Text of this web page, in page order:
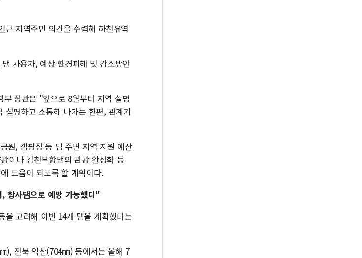
지역주민 의견을 수렴해 하천유역
사용자, 예상 환경피해 및 감소방안
장관은 "앞으로 8월부터 지역 설명
명하고 소통해 나가는 한편, 관계기
원, 캠핑장 등 댐 주변 지역 지원 예산
이나 김천부항댐의 관광 활성화 등
도움이 되도록 할 계획이다.
항사댐으로 예방 가능했다"
을 고려해 이번 14개 댐을 계획했다는
), 전북 익산(704㎜) 등에서는 올해 7